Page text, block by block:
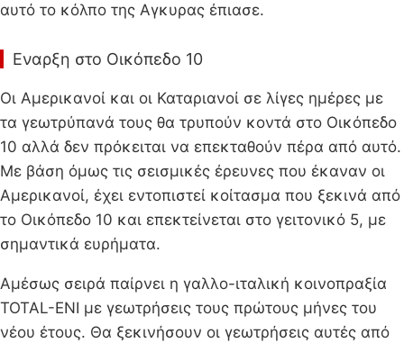
αυτό το κόλπο της Αγκυρας έπιασε.
Εναρξη στο Οικόπεδο 10
Οι Αμερικανοί και οι Καταριανοί σε λίγες ημέρες με
τα γεωτρύπανά τους θα τρυπούν κοντά στο Οικόπεδο
10 αλλά δεν πρόκειται να επεκταθούν πέρα από αυτό.
Με βάση όμως τις σεισμικές έρευνες που έκαναν οι
Αμερικανοί, έχει εντοπιστεί κοίτασμα που ξεκινά από
το Οικόπεδο 10 και επεκτείνεται στο γειτονικό 5, με
σημαντικά ευρήματα.
Αμέσως σειρά παίρνει η γαλλο-ιταλική κοινοπραξία
TOTAL-ENI με γεωτρήσεις τους πρώτους μήνες του
νέου έτους. Θα ξεκινήσουν οι γεωτρήσεις αυτές από